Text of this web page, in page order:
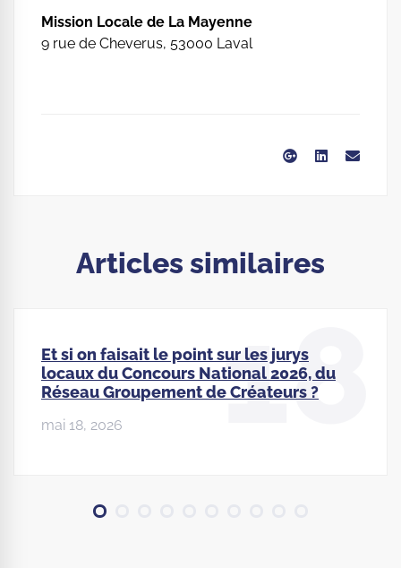
Mission Locale de La Mayenne
9 rue de Cheverus, 53000 Laval
Articles similaires
18
Et si on faisait le point sur les jurys
locaux du Concours National 2026, du
Réseau Groupement de Créateurs ?
mai 18, 2026